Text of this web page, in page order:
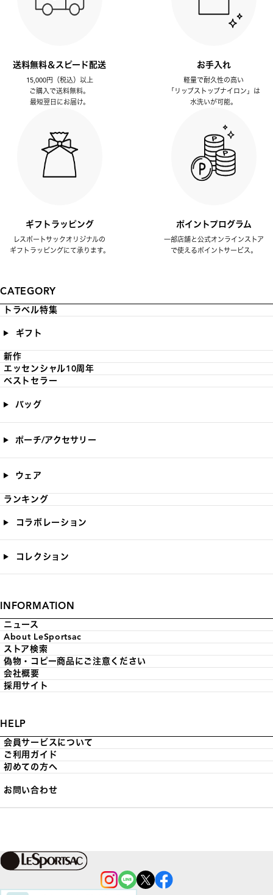
送料無料＆スピード配送
15,000円（税込）以上
ご購入で送料無料。
最短翌日にお届け。
お手入れ
軽量で耐久性の高い
「リップストップナイロン」は
水洗いが可能。
ギフトラッピング
レスポートサックオリジナルの
ギフトラッピングにて承ります。
ポイントプログラム
一部店舗と公式オンラインストア
で使えるポイントサービス。
CATEGORY
トラベル特集
ギフト
新作
エッセンシャル10周年
ベストセラー
バッグ
ポーチ/アクセサリー
ウェア
ランキング
コラボレーション
コレクション
INFORMATION
ニュース
About LeSportsac
ストア検索
偽物・コピー商品にご注意ください
会社概要
採用サイト
HELP
会員サービスについて
ご利用ガイド
初めての方へ
お問い合わせ